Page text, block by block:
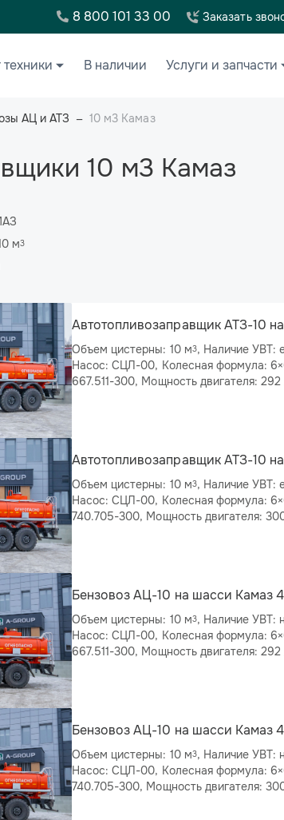
8 800 101 33 00 Заказать
техники В наличии Услуги и запчасти
АЦ и АТЗ 10 м3 Камаз
10 м3 Камаз
м3
Автотопливозаправщик АТЗ-10
Объем цистерны: 10 м3, Наличие УВТ: есть, Количество секций: 1,
Насос: СЦЛ-00, Колесная формула: 6×6, Модель двигателя: КАМАЗ
Автотопливозаправщик АТЗ-10
Объем цистерны: 10 м3, Наличие УВТ: есть, Количество секций: 1,
Насос: СЦЛ-00, Колесная формула: 6×6, Модель двигателя: КАМАЗ
740.705-300, Мощность двигателя:
Бензовоз АЦ-10 на шасси Камаз
Объем цистерны: 10 м3, Наличие УВТ: нет, Количество секций: 1,
Насос: СЦЛ-00, Колесная формула: 6×6, Модель двигателя: КАМАЗ
Бензовоз АЦ-10 на шасси Камаз
Объем цистерны: 10 м3, Наличие УВТ: нет, Количество секций: 1,
Насос: СЦЛ-00, Колесная формула: 6×6, Модель двигателя: КАМАЗ